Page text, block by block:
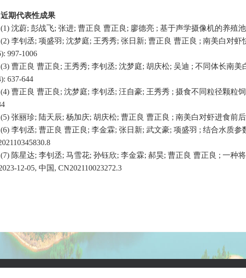
近期代表性成果
(1) 沈蔚; 彭战飞; 张进; 曹正良 曹正良; 廖德亮 ; 基于声学摄像机的养殖
(2) 李钊丞; 项盛羽; 沈梦庭; 王秀秀; 张日新; 曹正良 曹正良 ; 南美白对
997-1006
(3) 曹正良 曹正良; 王秀秀; 李钊丞; 沈梦庭; 胡庆松; 吴迪 ; 不同体长南
637-644
(4) 曹正良 曹正良; 沈梦庭; 李钊丞; 汪自豪; 王秀秀 ; 摄食不同粒径颗粒
(5) 张丽珍; 陆天辰; 杨加庆; 胡庆松; 曹正良 曹正良 ; 南美白对虾进食前
(6) 李钊丞; 曹正良 曹正良; 李金霖; 张日新; 武文豪; 项盛羽 ; 结合水质
(7) 陈星达; 李钊丞; 马雪花; 孙钰欣; 李金霖; 郝昊; 曹正良 曹正良 ; 一
12-05, 中国, CN202110023272.3